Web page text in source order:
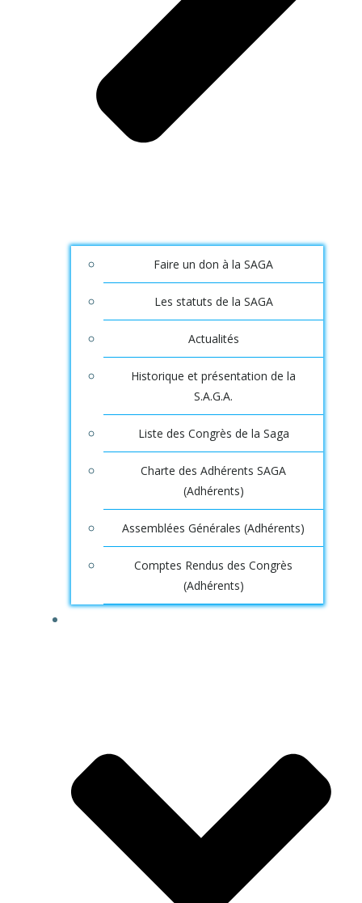
Faire un don à la SAGA
Les statuts de la SAGA
Actualités
Historique et présentation de la
S.A.G.A.
Liste des Congrès de la Saga
Charte des Adhérents SAGA
(Adhérents)
Assemblées Générales (Adhérents)
Comptes Rendus des Congrès
(Adhérents)